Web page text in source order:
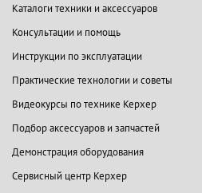
Каталоги техники и аксессуаров
Консультации и помощь
Инструкции по эксплуатации
Практические технологии и советы
Видеокурсы по технике Керхер
Подбор аксессуаров и запчастей
Демонстрация оборудования
Сервисный центр Керхер